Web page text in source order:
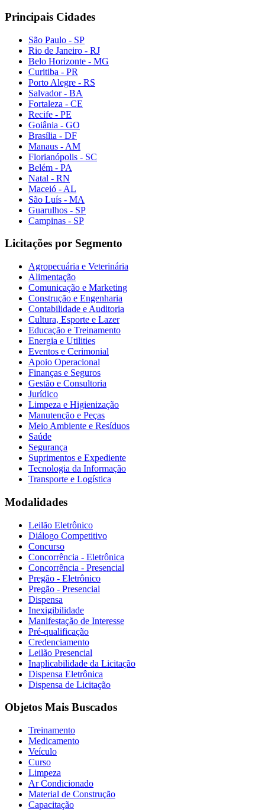
Principais Cidades
São Paulo - SP
Rio de Janeiro - RJ
Belo Horizonte - MG
Curitiba - PR
Porto Alegre - RS
Salvador - BA
Fortaleza - CE
Recife - PE
Goiânia - GO
Brasília - DF
Manaus - AM
Florianópolis - SC
Belém - PA
Natal - RN
Maceió - AL
São Luís - MA
Guarulhos - SP
Campinas - SP
Licitações por Segmento
Agropecuária e Veterinária
Alimentação
Comunicação e Marketing
Construção e Engenharia
Contabilidade e Auditoria
Cultura, Esporte e Lazer
Educação e Treinamento
Energia e Utilities
Eventos e Cerimonial
Apoio Operacional
Finanças e Seguros
Gestão e Consultoria
Jurídico
Limpeza e Higienização
Manutenção e Peças
Meio Ambiente e Resíduos
Saúde
Segurança
Suprimentos e Expediente
Tecnologia da Informação
Transporte e Logística
Modalidades
Leilão Eletrônico
Diálogo Competitivo
Concurso
Concorrência - Eletrônica
Concorrência - Presencial
Pregão - Eletrônico
Pregão - Presencial
Dispensa
Inexigibilidade
Manifestação de Interesse
Pré-qualificação
Credenciamento
Leilão Presencial
Inaplicabilidade da Licitação
Dispensa Eletrônica
Dispensa de Licitação
Objetos Mais Buscados
Treinamento
Medicamento
Veículo
Curso
Limpeza
Ar Condicionado
Material de Construção
Capacitação